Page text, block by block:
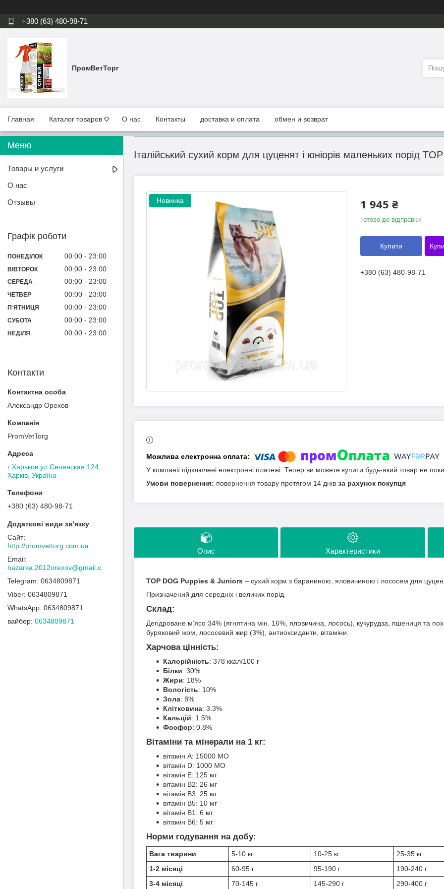
+380 (63) 480-98-71
ПромВетТорг
Главная Каталог товаров О нас Контакты доставка и оплата обмен и возврат
Італійський сухий корм для цуценят і юніорів маленьких порід
Новинка 1 945 ₴
Готово до відправки
Купити
+380 (63) 480-98-71
У компанії підключені електронні платежі. Тепер ви можете купити будь-який товар не
повернення товару протягом 14 днів за рахунок покупця
Опис Характеристики
TOP DOG Puppies & Juniors – сухий корм з бараниною, яловичиною і лососем для
Призначений для середніх і великих порід.
Склад:
Дегідроване м’ясо 34% (ягнятина мін. 16%, яловичина, лосось), кукурудза, пшениця та
буряковий жом, лососевий жир (3%), антиоксиданти, вітаміни.
Харчова цінність:
Калорійність: 378 ккал/100 г
Білки: 30%
Жири: 18%
Вологість: 10%
Зола: 8%
Клітковина: 3.3%
Кальцій: 1.5%
Фосфор: 0.8%
Вітаміни та мінерали на 1 кг:
вітамін А: 15000 МО
вітамін D: 1000 МО
вітамін Е: 125 мг
вітамін В2: 26 мг
вітамін В3: 25 мг
вітамін B5: 10 мг
вітамін B1: 6 мг
вітамін B6: 5 мг
Норми годування на добу:
Вага тварини 5-10 кг 10-25 кг
25-35 кг
1-2 місяці
60-95 г 95-190 г
190-240 г
3-4 місяці
70-145 г 145-290 г 290-400 г
Товары и услуги
О нас
Отзывы
Графік роботи
ПОНЕДІЛОК 00:00 23:00
ВІВТОРОК 00:00 23:00
СЕРЕДА 00:00 23:00
ЧЕТВЕР 00:00 23:00
ПʼЯТНИЦЯ 00:00 23:00
СУБОТА 00:00 23:00
НЕДІЛЯ 00:00 23:00
Контакти
Александр Орехов
PromVetTorg
г Харьков ул Селянская 124,
Харків, Україна
+380 (63) 480-98-71
http://promvettorg.com.ua
nazarka.2012orexov@gmail.com
0634809871
0634809871
0634809871
вайбер 0634809871